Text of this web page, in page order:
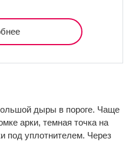
дыры в пороге. Чаще
арки, темная точка на
под уплотнителем. Через